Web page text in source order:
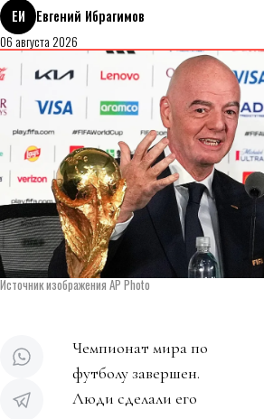
ЕИ
Евгений Ибрагимов
06 августа 2026
Источник изображения AP Photo
Чемпионат мира по
футболу завершен.
Люди сделали его